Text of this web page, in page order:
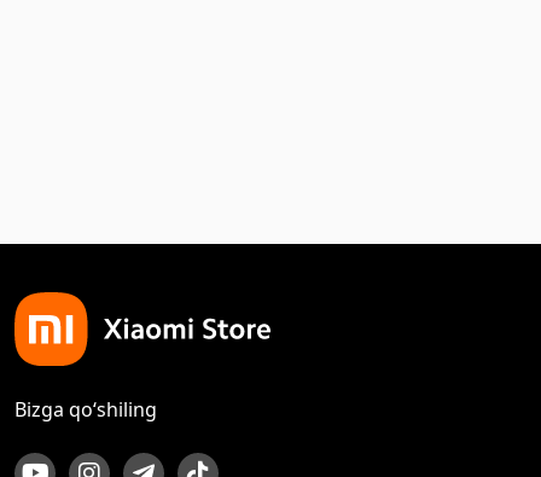
Bizga qo‘shiling